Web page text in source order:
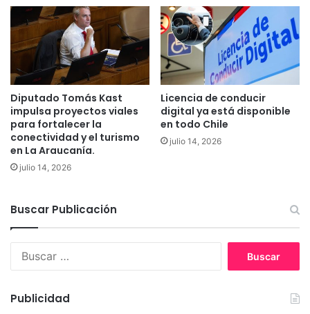
e
l
S
y
R
e
g
i
s
t
C
i
v
l
r
e
d
e
E
r
i
c
a
H
g
Diputado Tomás Kast
impulsa proyectos viales
para fortalecer la
conectividad y el turismo
en La Araucanía.
julio 14, 2026
Licencia de conducir
digital ya está disponible
en todo Chile
julio 14, 2026
Buscar Publicación
Publicidad